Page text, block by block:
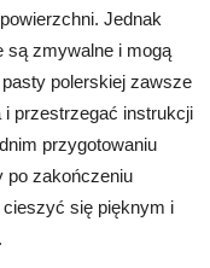
Jednak
są zmywalne i mogą
polerskiej zawsze
przestrzegać instrukcji
przygotowaniu
po zakończeniu
cieszyć się pięknym i